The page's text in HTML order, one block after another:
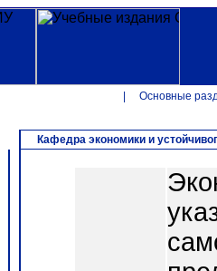
Основные
Кафедра экономики и